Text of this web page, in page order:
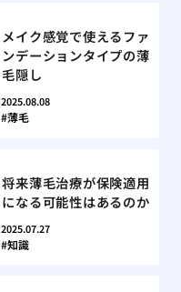
メイク感覚で使えるファ
ンデーションタイプの薄
毛隠し
2025.08.08
薄毛
将来薄毛治療が保険適用
になる可能性はあるのか
2025.07.27
知識